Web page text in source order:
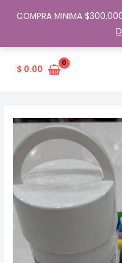
COMPRA MINIMA
$ 0.00